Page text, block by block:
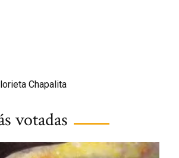
Chapalita
votadas